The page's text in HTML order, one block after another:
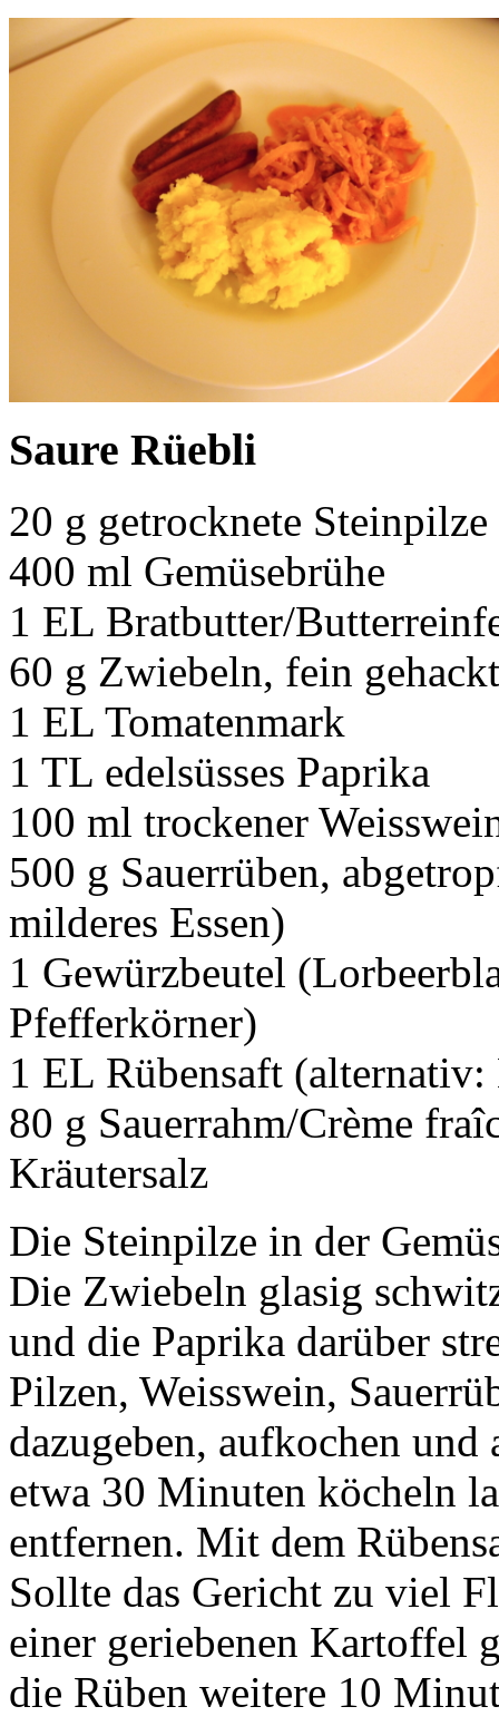
Saure Rüebli
20 g getrocknete Steinpilze
400 ml Gemüsebrühe
1 EL Bratbutter/
60 g Zwiebeln, fein gehackt
1 EL Tomatenmark
1 TL edelsüsses Paprika
100 ml trockener
500 g Sauerrüben,
milderes Essen)
1 Gewürzbeutel
Pfefferkörner)
1 EL Rübensaft
80 g Sauerrahm/Crème
Kräutersalz
Die Steinpilze in der
Die Zwiebeln glasig
und die Paprika darüber
Pilzen, Weisswein,
dazugeben, aufkochen
etwa 30 Minuten köcheln
entfernen. Mit dem
Sollte das Gericht zu viel
einer geriebenen Kartoffel
die Rüben weitere 10